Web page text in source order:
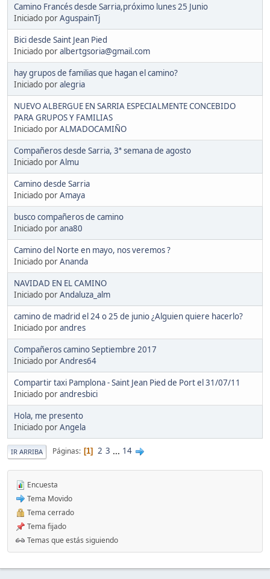
Camino Francés desde Sarria,próximo lunes 25 Junio
Iniciado porAguspainTj
Bici desde Saint Jean Pied
Iniciado poralbertgsoria@gmail.com
hay grupos de familias que hagan el camino?
Iniciado poralegria
NUEVO ALBERGUE EN SARRIA ESPECIALMENTE CONCEBIDO
PARA GRUPOS Y FAMILIAS
Iniciado porALMADOCAMIÑO
Compañeros desde Sarria, 3ª semana de agosto
Iniciado porAlmu
Camino desde Sarria
Iniciado porAmaya
busco compañeros de camino
Iniciado porana80
Camino del Norte en mayo, nos veremos ?
Iniciado porAnanda
NAVIDAD EN EL CAMINO
Iniciado porAndaluza_alm
camino de madrid el 24 o 25 de junio ¿Alguien quiere hacerlo?
Iniciado porandres
Compañeros camino Septiembre 2017
Iniciado porAndres64
Compartir taxi Pamplona - Saint Jean Pied de Port el 31/07/11
Iniciado porandresbici
Hola, me presento
Iniciado porAngela
IR ARRIBA Páginas 1 2 3 ... 14
Encuesta
Tema Movido
Tema cerrado
Tema fijado
Temas que estás siguiendo